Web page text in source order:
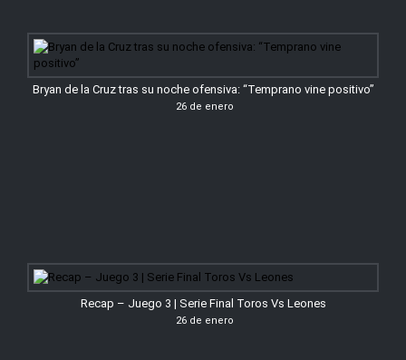
Bryan de la Cruz tras su noche ofensiva: “Temprano vine positivo”
26 de enero
Recap – Juego 3 | Serie Final Toros Vs Leones
26 de enero